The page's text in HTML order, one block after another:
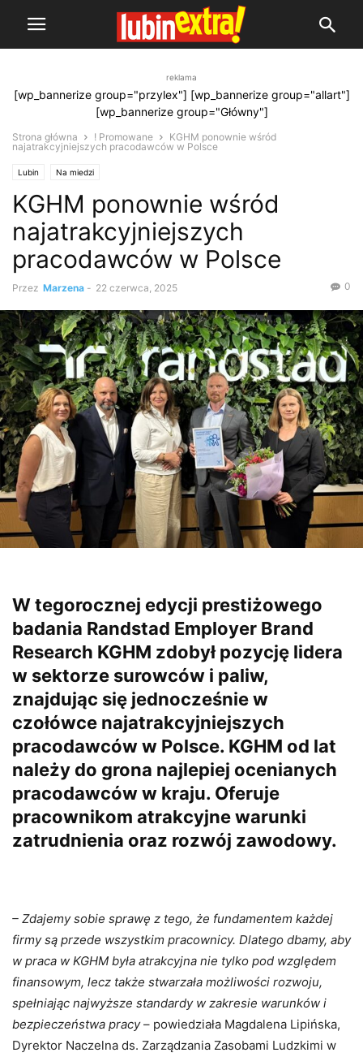
reklama
[wp_bannerize group="przylex"] [wp_bannerize group="allart"]
[wp_bannerize group="Główny"]
Strona główna ! Promowane
KGHM ponownie wśród
najatrakcyjniejszych pracodawców w Polsce
Lubin Na miedzi
KGHM ponownie wśród
najatrakcyjniejszych
pracodawców w Polsce
Przez Marzena - 22 czerwca, 2025 0
W tegorocznej edycji prestiżowego
badania Randstad Employer Brand
Research KGHM zdobył pozycję lidera
w sektorze surowców i paliw,
znajdując się jednocześnie w
czołówce najatrakcyjniejszych
pracodawców w Polsce. KGHM od lat
należy do grona najlepiej ocenianych
pracodawców w kraju. Oferuje
pracownikom atrakcyjne warunki
zatrudnienia oraz rozwój zawodowy.
– Zdajemy sobie sprawę z tego, że fundamentem każdej
firmy są przede wszystkim pracownicy. Dlatego dbamy, aby
w praca w KGHM była atrakcyjna nie tylko pod względem
finansowym, lecz także stwarzała możliwości rozwoju,
spełniając najwyższe standardy w zakresie warunków i
bezpieczeństwa pracy– powiedziała Magdalena Lipińska,
Dyrektor Naczelna ds. Zarządzania Zasobami Ludzkimi w